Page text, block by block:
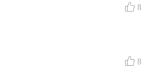
化农业，追求的是更低的成本、更
元 - 1500元国内政府补贴 - 1300元
8
8